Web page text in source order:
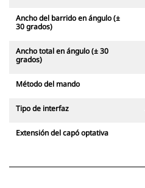
Ancho del barrido en ángulo (±
30 grados)
Ancho total en ángulo (± 30
grados)
Método del mando
Tipo de interfaz
Extensión del capó optativa